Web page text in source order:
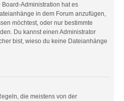
Administration hat es
in dem Forum anzufügen,
möchtest, oder nur bestimmte
Du kannst einen Administrator
bist, wieso du keine Dateianhänge
die meistens von der